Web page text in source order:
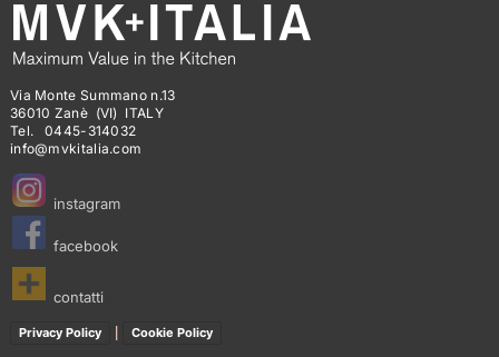
Via Monte Summano n.13
36010 Zanè (VI) ITALY
Tel. 0445-314032
info@mvkitalia.com
instagram
facebook
contatti
Privacy Policy Cookie Policy